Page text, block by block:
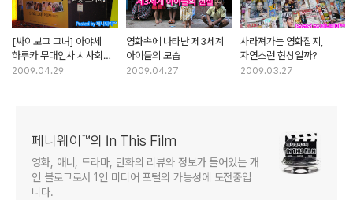
[싸이보그 그녀] 아야세
하루카 무대인사 시사회
현장 스케치
2009.04.29
영화속에 나타난 제3세계
아이들의 모습
2009.04.27
사라져가는 영화잡지,
자연스런 현상일까?
2009.03.27
페니웨이™의 In This Film
영화, 애니, 드라마, 만화의 리뷰와 정보가 들어있는 개
인 블로그로서 1인 미디어 포털의 가능성에 도전중입
니다.